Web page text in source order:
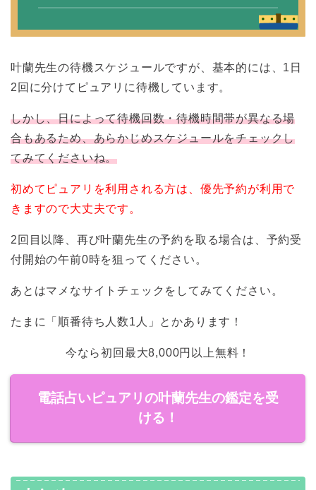
叶蘭先生の待機スケジュールですが、基本的には、1日
2回に分けてピュアリに待機しています。
しかし、日によって待機回数・待機時間帯が異なる場
合もあるため、あらかじめスケジュールをチェックし
てみてくださいね。
初めてピュアリを利用される方は、優先予約が利用で
きますので大丈夫です。
2回目以降、再び叶蘭先生の予約を取る場合は、予約受
付開始の午前0時を狙ってください。
あとはマメなサイトチェックをしてみてください。
たまに「順番待ち人数1人」とかあります！
今なら初回最大8,000円以上無料！
電話占いピュアリの叶蘭先生の鑑定を受
ける！